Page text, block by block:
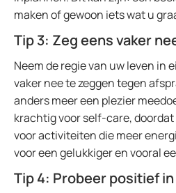
maken of gewoon iets wat u
Tip 3: Zeg eens vaker
Neem de regie van uw leven in
vaker nee te zeggen tegen
anders meer een plezier
krachtig voor self-care, doordat
voor activiteiten die meer
voor een gelukkiger en vooral
Tip 4: Probeer positief